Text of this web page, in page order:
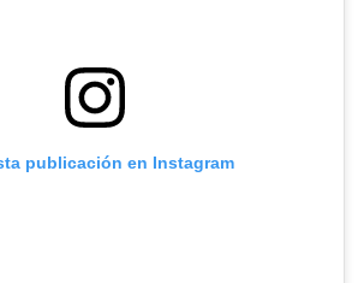
publicación en Instagram